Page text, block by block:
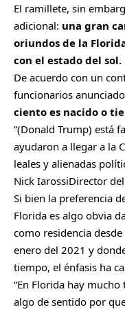
El ramillete, sin
adicional: una gran
oriundos de la
con el estado del sol.
De acuerdo con un
funcionarios
ciento es nacido o
(Donald Trump) está
ayudaron a llegar a la
leales y alienadas
Nick IarossiDirector
Si bien la preferencia
Florida es algo obvia
como residencia
enero del 2021 y
tiempo, el énfasis ha
“En Florida hay mucho
algo de sentido por